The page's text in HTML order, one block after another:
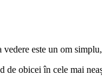
este un om
obicei în cele mai